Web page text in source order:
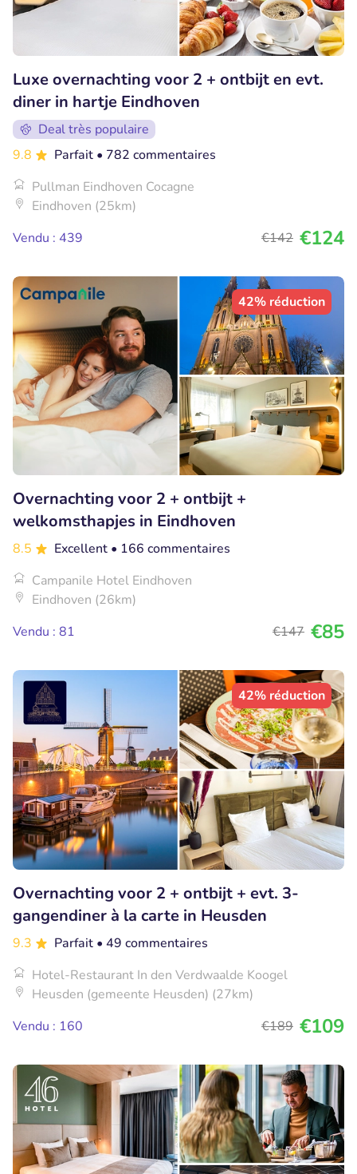
Luxe overnachting voor 2 + ontbijt en evt.
diner in hartje Eindhoven
Deal très populaire
9.8
Parfait • 782 commentaires
Pullman Eindhoven Cocagne
Eindhoven (25km)
Vendu : 439
€142 €124
42% réduction
Overnachting voor 2 + ontbijt +
welkomsthapjes in Eindhoven
8.5 Excellent • 166 commentaires
Campanile Hotel Eindhoven
Eindhoven (26km)
Vendu : 81
€147 €85
42% réduction
Overnachting voor 2 + ontbijt + evt. 3-
gangendiner à la carte in Heusden
9.3 Parfait • 49 commentaires
Hotel-Restaurant In den Verdwaalde Koogel
Heusden (gemeente Heusden) (27km)
Vendu : 160
€189 €109